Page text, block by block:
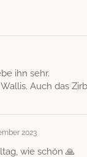
ihn sehr.
Auch das
2023
wie schön 🙏